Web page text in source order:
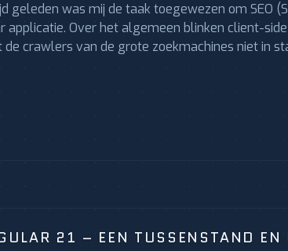
geleden was mij de taak toegewezen om SEO
Over het algemeen blinken client-
de crawlers van de grote zoekmachines niet in
21 – EEN TUSSENSTAND EN